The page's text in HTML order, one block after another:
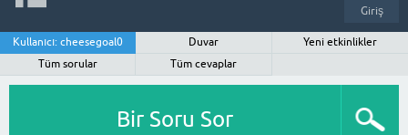
Giriş
Kullanıcı: cheesegoal0 Duvar
Yeni etkinlikler
Tüm sorular
Tüm cevaplar
Bir Soru Sor